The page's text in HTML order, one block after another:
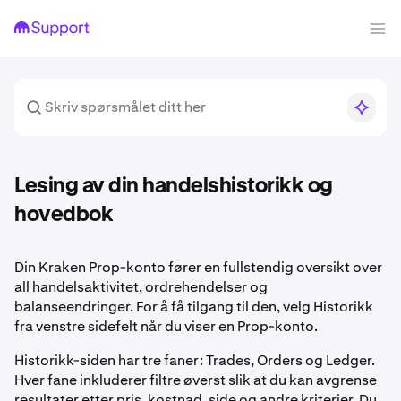
Lesing av din handelshistorikk og
hovedbok
Din Kraken Prop-konto fører en fullstendig oversikt over
all handelsaktivitet, ordrehendelser og
balanseendringer. For å få tilgang til den, velg Historikk
fra venstre sidefelt når du viser en Prop-konto.
Historikk-siden har tre faner: Trades, Orders og Ledger.
Hver fane inkluderer filtre øverst slik at du kan avgrense